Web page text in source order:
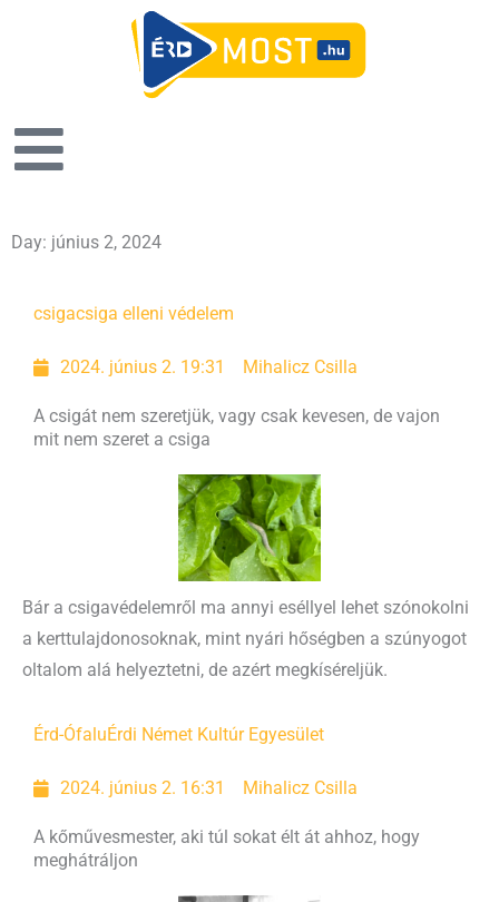
Day: június 2, 2024
csigacsiga elleni védelem
2024. június 2. 19:31 Mihalicz Csilla
A csigát nem szeretjük, vagy csak kevesen, de vajon
mit nem szeret a csiga
Bár a csigavédelemről ma annyi eséllyel lehet szónokolni
a kerttulajdonosoknak, mint nyári hőségben a szúnyogot
oltalom alá helyeztetni, de azért megkíséreljük.
Érd-ÓfaluÉrdi Német Kultúr Egyesület
2024. június 2. 16:31 Mihalicz Csilla
A kőművesmester, aki túl sokat élt át ahhoz, hogy
meghátráljon